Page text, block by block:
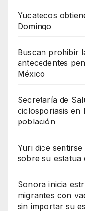
Yucatecos
Domingo
Buscan prohibir
antecedentes
México
Secretaría de
ciclosporiasis en
población
Yuri dice
sobre su estatua
Sonora inicia
migrantes con
sin importar su